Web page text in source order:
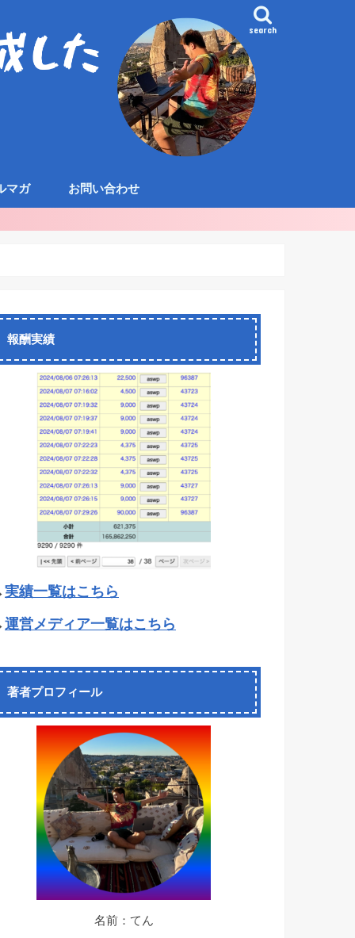
search
マガ お問い合わせ
報酬実績
実績一覧はこちら
運営メディア一覧はこちら
著者プロフィール
名前：てん